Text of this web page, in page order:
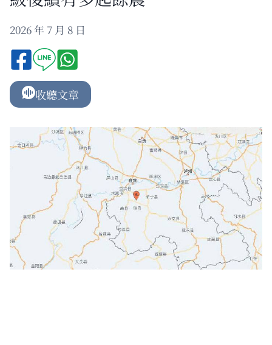
2026 年 7 月 8 日
收聽文章